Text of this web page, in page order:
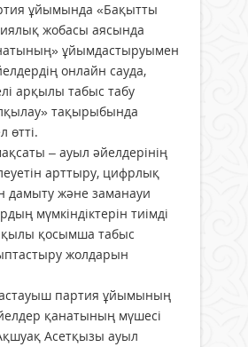
ұйымында «Бақытты
жобасы аясында
ұйымдастыруымен
онлайн сауда,
арқылы табыс табу
тақырыбында
өтті.
– ауыл әйелдерінің
арттыру, цифрлық
дамыту және заманауи
мүмкіндіктерін тиімді
қосымша табыс
жолдарын
партия ұйымының
қанатының мүшесі
Асетқызы ауыл